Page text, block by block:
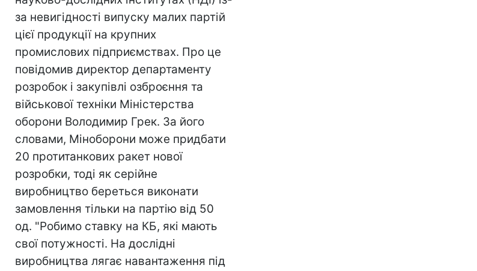
за невигідності випуску малих партій
цієї продукції на крупних
промислових підприємствах. Про це
повідомив директор департаменту
розробок і закупівлі озброєння та
військової техніки Міністерства
оборони Володимир Грек. За його
словами, Міноборони може придбати
20 протитанкових ракет нової
розробки, тоді як серійне
виробництво береться виконати
замовлення тільки на партію від 50
од. "Робимо ставку на КБ, які мають
свої потужності. На дослідні
виробництва лягає навантаження під